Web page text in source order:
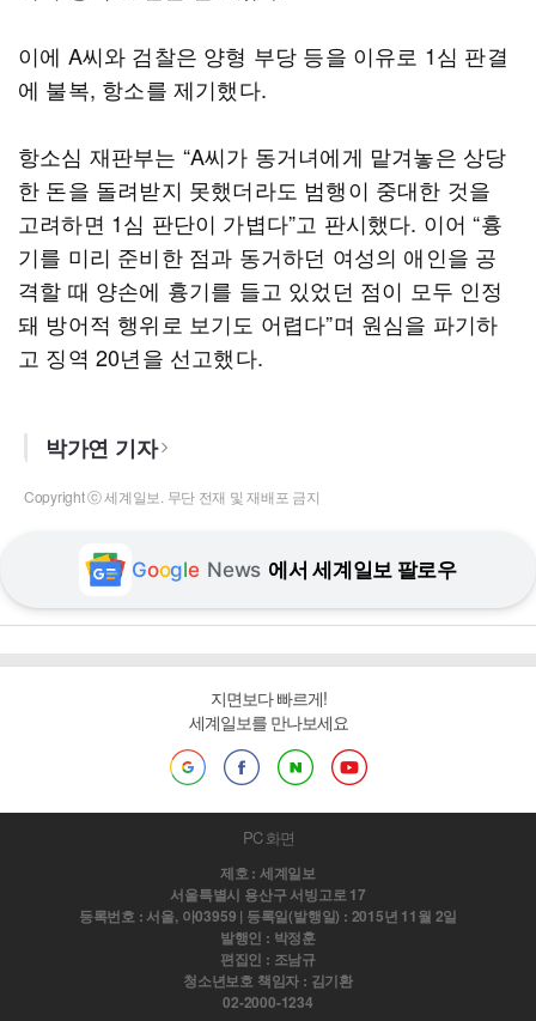
이에 A씨와 검찰은 양형 부당 등을 이유로 1심 판결
에 불복, 항소를 제기했다.
항소심 재판부는 “A씨가 동거녀에게 맡겨놓은 상당
한 돈을 돌려받지 못했더라도 범행이 중대한 것을
고려하면 1심 판단이 가볍다”고 판시했다. 이어 “흉
기를 미리 준비한 점과 동거하던 여성의 애인을 공
격할 때 양손에 흉기를 들고 있었던 점이 모두 인정
돼 방어적 행위로 보기도 어렵다”며 원심을 파기하
고 징역 20년을 선고했다.
박가연 기자
Copyright ⓒ 세계일보. 무단 전재 및 재배포 금지
Google News 에서 세계일보 팔로우
지면보다 빠르게!
세계일보를 만나보세요
PC 화면
제호 : 세계일보
서울특별시 용산구 서빙고로 17
등록번호 : 서울, 아03959 | 등록일(발행일) : 2015년 11월 2일
발행인 : 박정훈
편집인 : 조남규
청소년보호 책임자 : 김기환
02-2000-1234